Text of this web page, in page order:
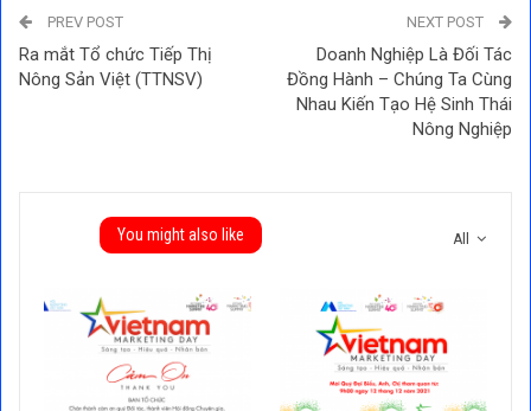
PREV POST
Ra mắt Tổ chức Tiếp Thị
Nông Sản Việt (TTNSV)
NEXT POST
Doanh Nghiệp Là Đối Tác
Đồng Hành – Chúng Ta Cùng
Nhau Kiến Tạo Hệ Sinh Thái
Nông Nghiệp
All
You might also like